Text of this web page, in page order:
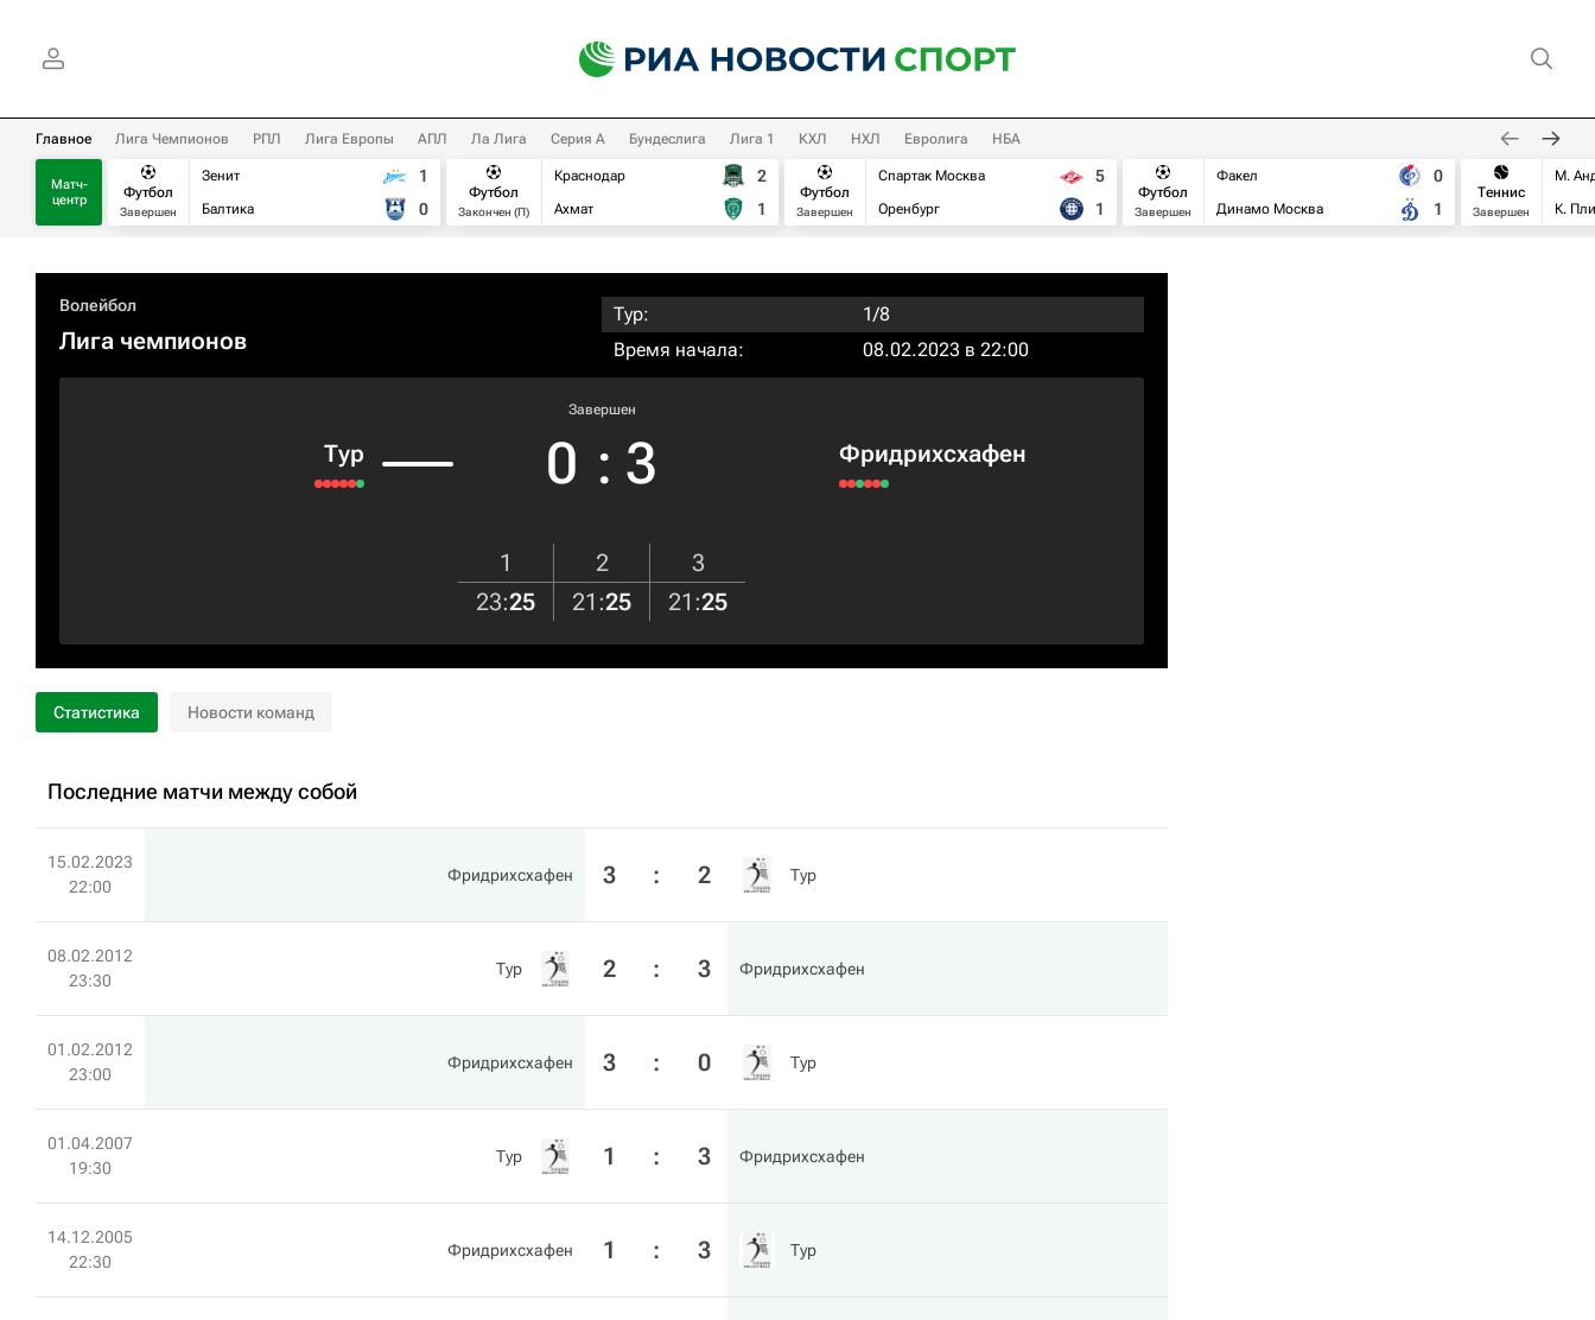
Главное Лига Чемпионов РПЛ Лига Европы АПЛ Ла Лига Серия А Бундеслига Лига 1 КХЛ НХЛ Евролига НБА
Матч-
центр
Футбол
Завершен
Зенит
Балтика
1
0
Футбол
Закончен (П)
Краснодар
Ахмат
2
1
Футбол
Завершен
Спартак Москва
Оренбург
5
1
Футбол
Завершен
Факел
Динамо Москва
0
1
Теннис
Завершен
М.
К.
Волейбол
Лига чемпионов
Тур:
1/8
Время начала:
08.02.2023 в 22:00
Тур
Завершен
0 : 3 Фридрихсхафен
1 2
3
23:25 21 :25 21 :25
Статистика Новости команд
Последние матчи между собой
15.02.2023
22:00
Фридрихсхафен 3 : 2 Тур
08.02.2012
23:30
Тур 2 : 3 Фридрихсхафен
01.02.2012
23:00
Фридрихсхафен 3 : 0 Тур
01.04.2007
19:30
Тур 1 : 3 Фридрихсхафен
14.12.2005
22:30
Фридрихсхафен 1 : 3 Тур